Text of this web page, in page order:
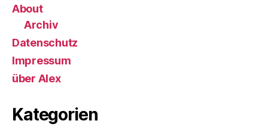
About
Archiv
Datenschutz
Impressum
über Alex
Kategorien